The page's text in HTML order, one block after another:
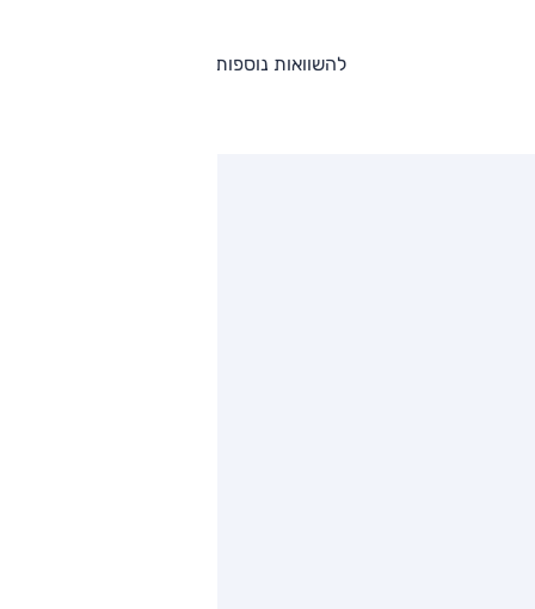
להשוואות נוספות